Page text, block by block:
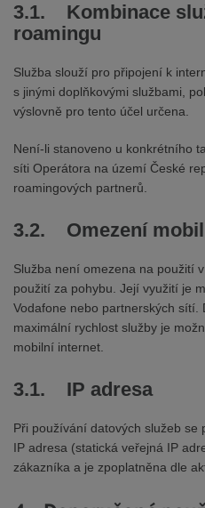
3.1. Kombinace
roamingu
Služba slouží pro připojení k
s jinými doplňkovými službami,
výslovně pro tento účel určena.
Není-li stanoveno u konkrétního
síti Operátora na území České
roamingových partnerů.
3.2. Omezení
Služba není omezena na použití
použití za pohybu. Její využití je
Vodafone nebo partnerských sítí.
maximální rychlost služby je
mobilní internet.
3.1. IP adresa
Při používání datových služeb se
IP adresa (statická veřejná IP
zákazníka a je zpoplatněna dle